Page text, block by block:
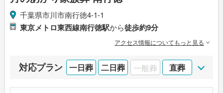
千葉県市川市南行徳4-1-1
東京メトロ東西線南行徳駅から徒歩約9分
アクセス情報についてもっと見る
対応プラン 一日葬 二日葬 一般葬 直葬